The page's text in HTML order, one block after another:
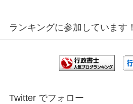
ランキングに参加しています！
Twitter でフォロー